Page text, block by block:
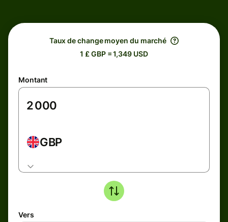
Taux de change moyen du marché
1 £ GBP = 1,349 USD
Montant
GBP
Vers